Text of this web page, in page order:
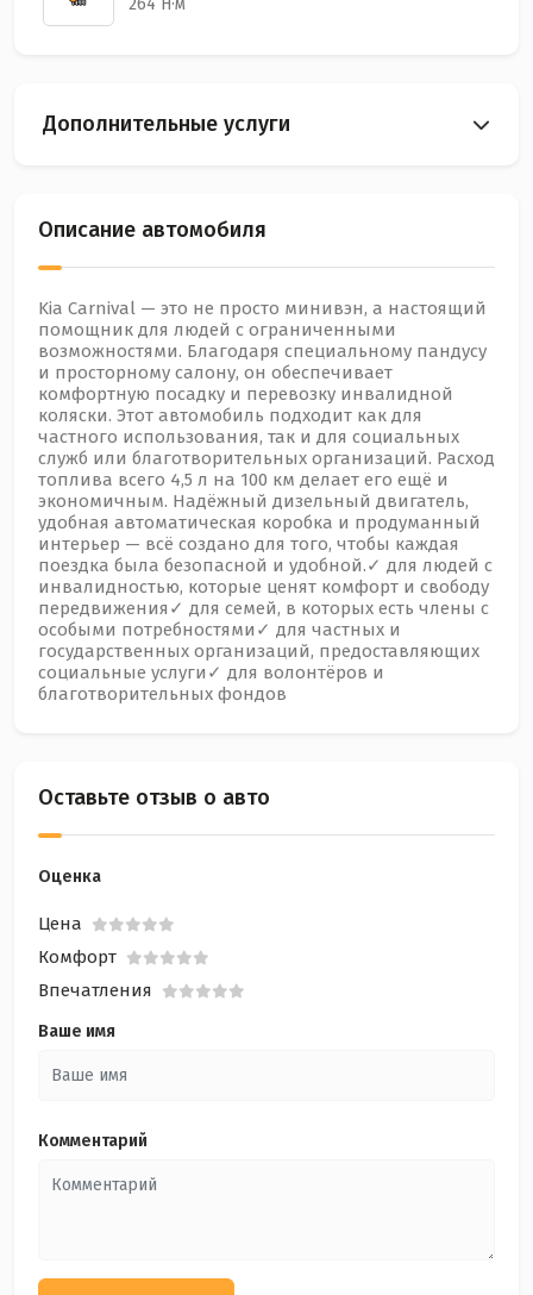
Дополнительные услуги
Описание автомобиля
Kia Carnival — это не просто минивэн, а настоящий
помощник для людей с ограниченными
возможностями. Благодаря специальному пандусу
и просторному салону, он обеспечивает
комфортную посадку и перевозку инвалидной
коляски. Этот автомобиль подходит как для
частного использования, так и для социальных
служб или благотворительных организаций. Расход
топлива всего 4,5 л на 100 км делает его ещё и
экономичным. Надёжный дизельный двигатель,
удобная автоматическая коробка и продуманный
интерьер — всё создано для того, чтобы каждая
поездка была безопасной и удобной.✓ для людей с
инвалидностью, которые ценят комфорт и свободу
передвижения✓ для семей, в которых есть члены с
особыми потребностями✓ для частных и
государственных организаций, предоставляющих
социальные услуги✓ для волонтёров и
благотворительных фондов
Оставьте отзыв о авто
Оценка
Цена
Комфорт
Впечатления
Ваше имя
Комментарий